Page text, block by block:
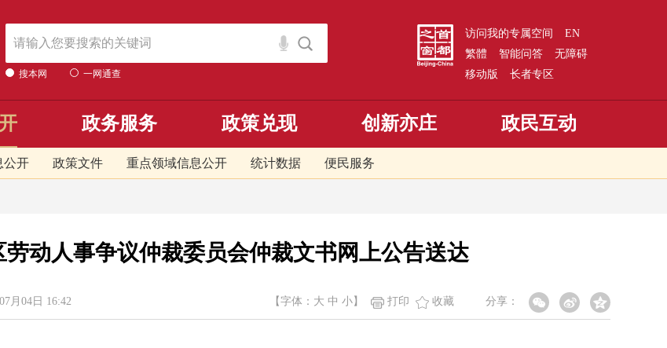
搜本网 一网通查
访问我的专属空间
EN
繁體
智能问答
无障碍
移动版
长者专区
公开 政策文件 重点领域信息公开 统计数据 便民服务
政务服务 政策兑现 创新亦庄 政民互动
动人事争议仲裁委员会仲裁文书网上公告送达
月04日 16:42 分享：
【字体： 大 中 小 】 打印 收藏